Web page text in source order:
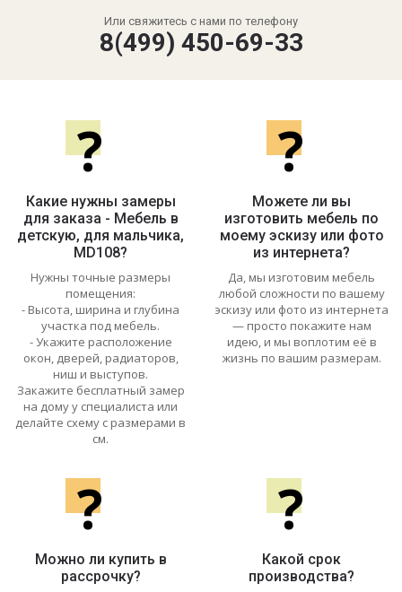
Или свяжитесь с нами по телефону
8(499) 450-69-33
?
Какие нужны замеры
для заказа - Мебель в
детскую, для мальчика,
MD108?
Нужны точные размеры
помещения:
- Высота, ширина и глубина
участка под мебель.
- Укажите расположение
окон, дверей, радиаторов,
ниш и выступов.
Закажите бесплатный замер
на дому у специалиста или
делайте схему с размерами в
см.
?
Можете ли вы
изготовить мебель по
моему эскизу или фото
из интернета?
Да, мы изготовим мебель
любой сложности по вашему
эскизу или фото из интернета
— просто покажите нам
идею, и мы воплотим её в
жизнь по вашим размерам.
?
Можно ли купить в
рассрочку?
?
Какой срок
производства?